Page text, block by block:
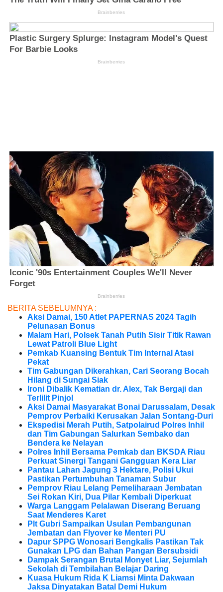
BERITA SEBELUMNYA :
Aksi Damai, 150 Atlet PAPERNAS 2024 Tagih
Pelunasan Bonus
Malam Hari, Polsek Tanah Putih Sisir Titik Rawan
Lewat Patroli Blue Light
Pemkab Kuansing Bentuk Tim Internal Atasi
Pekat
Tim Gabungan Dikerahkan, Cari Seorang Bocah
Hilang di Sungai Siak
Ironi Dibalik Kematian dr. Alex, Tak Bergaji dan
Terlilit Pinjol
Aksi Damai Masyarakat Bonai Darussalam, Desak
Pemprov Perbaiki Kerusakan Jalan Sontang-Duri
Ekspedisi Merah Putih, Satpolairud Polres Inhil
dan Tim Gabungan Salurkan Sembako dan
Bendera ke Nelayan
Polres Inhil Bersama Pemkab dan BKSDA Riau
Perkuat Sinergi Tangani Gangguan Kera Liar
Pantau Lahan Jagung 3 Hektare, Polisi Ukui
Pastikan Pertumbuhan Tanaman Subur
Pemprov Riau Lelang Pemeliharaan Jembatan
Sei Rokan Kiri, Dua Pilar Kembali Diperkuat
Warga Langgam Pelalawan Diserang Beruang
Saat Menderes Karet
Plt Gubri Sampaikan Usulan Pembangunan
Jembatan dan Flyover ke Menteri PU
Dapur SPPG Wonosari Bengkalis Pastikan Tak
Gunakan LPG dan Bahan Pangan Bersubsidi
Dampak Serangan Brutal Monyet Liar, Sejumlah
Sekolah di Tembilahan Belajar Daring
Kuasa Hukum Rida K Liamsi Minta Dakwaan
Jaksa Dinyatakan Batal Demi Hukum